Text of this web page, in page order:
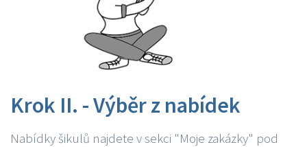
Krok II. - Výběr z nabídek
Nabídky šikulů najdete v sekci "Moje zakázky" pod